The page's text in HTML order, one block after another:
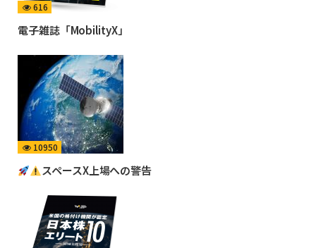
616
電子雑誌「MobilityX」
10950
スペースX上場への警告